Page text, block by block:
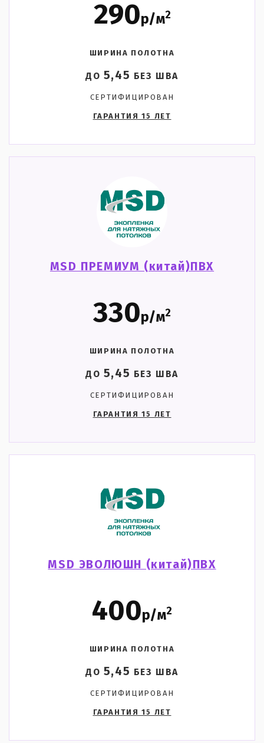
290р/м2
ШИРИНА ПОЛОТНА
ДО 5,45 БЕЗ ШВА
СЕРТИФИЦИРОВАН
ГАРАНТИЯ 15 ЛЕТ
MSD ПРЕМИУМ (китай)ПВХ
330р/м2
ШИРИНА ПОЛОТНА
ДО 5,45 БЕЗ ШВА
СЕРТИФИЦИРОВАН
ГАРАНТИЯ 15 ЛЕТ
MSD ЭВОЛЮШН (китай)ПВХ
400р/м2
ШИРИНА ПОЛОТНА
ДО 5,45 БЕЗ ШВА
СЕРТИФИЦИРОВАН
ГАРАНТИЯ 15 ЛЕТ